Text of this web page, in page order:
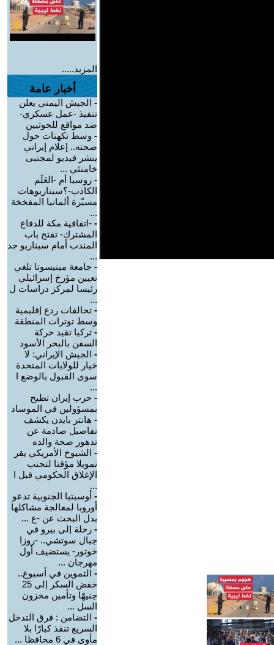
المزيد.....
أخبار عامة
- الجيش اليمني يعلن
تنفيذ -عمل عسكري-
ضد مواقع للحوثيين
- وسط تكهنات حول
صحته.. إعلام إيراني
ينشر فيديو لمجتبى
خامنئي ...
- روسيا أم -العَلَم
الكاذب-؟سيناريوهات
مسيّرة ألمانيا المفخخة
...
- -اتفاقية مكة للدفاع
المشترك- تفتح باب
المندب أمام سيناريو جد
...
- جامعة مينيسوتا تلغي
تعيين مؤرخ إسرائيلي
رئيسا لمركز دراسات ل
...
- تحالفات ردع إقليمية
وسط توترات المنطقة
- تركيا تقيد حركة
السفن بالبحر الأسود
- الجيش الإيراني: لا
خيار للولايات المتحدة
سوى القبول بالوضع ا
...
- حرب إيران تطيح
بمسؤولين في الموساد
- هانتر بايدن يكشف
تفاصيل صادمة عن
تدهور صحة والده
- الشيوخ الأمريكي يقر
تمويلا مؤقتا لتجنب
الإغلاق الحكومي قبل ا
...
- أوسيتيا الجنوبية تدعو
أوروبا لمعالجة مشاكلها
بدل البحث عن -ع ...
- رحلة إلى بيرو في
جبال سوتشي.. -روزا
خوتور- يستضيف أول
مهرجان ...
- التموين في أسبوع..
خفض السكر إلى 25
جنيهًا وتأمين مخزون
السل ...
- التضامن : فرق التدخل
السريع تنقذ كبارًا بلا
مأوى في 6 محافظا ...